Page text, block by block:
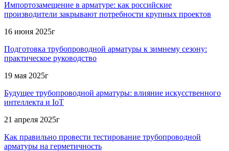
Импортозамещение в арматуре: как российские
производители закрывают потребности крупных проектов
16 июня 2025г
Подготовка трубопроводной арматуры к зимнему сезону:
практическое руководство
19 мая 2025г
Будущее трубопроводной арматуры: влияние искусственного
интеллекта и IoT
21 апреля 2025г
Как правильно провести тестирование трубопроводной
арматуры на герметичность